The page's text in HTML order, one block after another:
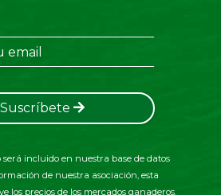
Suscríbete
será incluido en nuestra base de datos
de nuestra asociación, esta
los precios de los mercados ganaderos.